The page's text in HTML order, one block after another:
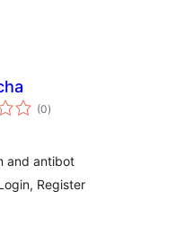
(0전
체)
and antibot
Register